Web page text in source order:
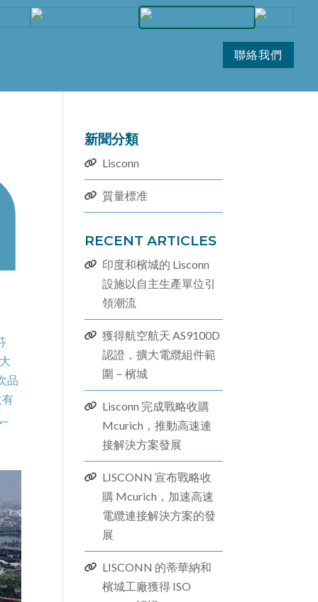
聯絡我們
品
新聞分類
Lisconn
質量標准
RECENT ARTICLES
印度和檳城的 Lisconn
設施以自主生產單位引
領潮流
獲得航空航天 AS9100D
認證，擴大電纜組件範
圍－檳城
Lisconn 完成戰略收購
Mcurich，推動高速連
接解決方案發展
LISCONN 宣布戰略收
購 Mcurich，加速高速
電纜連接解決方案的發
展
LISCONN 的蒂華納和
檳城工廠獲得 ISO